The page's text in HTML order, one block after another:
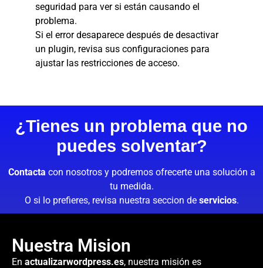
seguridad para ver si están causando el
problema.
Si el error desaparece después de desactivar
un plugin, revisa sus configuraciones para
ajustar las restricciones de acceso.
¿Tienes un problema que no
puedes solventar?
Contacta con nosotros y podremos ofrecerte una solución a
tu medida.
O si lo prefieres, revisa nuestra seccion de servicios.
Nuestra Mision
En actualizarwordpress.es, nuestra misión es